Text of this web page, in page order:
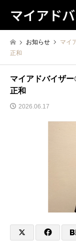
マイアド
お知らせ
マイ
正和
マイアドバイザ
正和
2026.06.17